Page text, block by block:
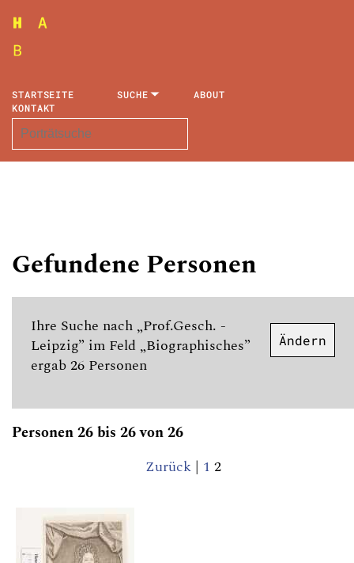
STARTSEITE SUCHE
ABOUT
KONTAKT
Gefundene Personen
Ihre Suche nach „Prof.Gesch. -
Leipzig” im Feld „Biographisches”
ergab 26 Personen
Ändern
Personen 26 bis 26 von 26
Zurück| 1 2